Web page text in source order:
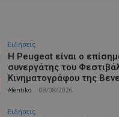
Ειδήσεις
Η Peugeot είναι ο
συνεργάτης του
Κινηματογράφου της
Afentiko 08/08/2026
Ειδήσεις